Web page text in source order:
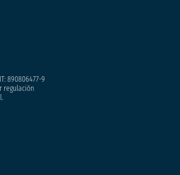
890806477-9
regulación